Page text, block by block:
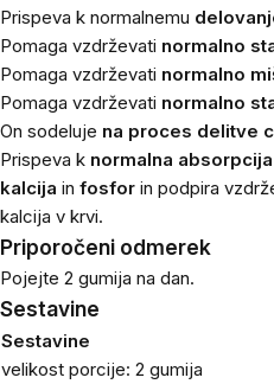
Prispeva k normalnemu
Pomaga vzdrževati normalno
Pomaga vzdrževati normalno
Pomaga vzdrževati normalno
On sodeluje na proces delitve
Prispeva k normalna
kalcija in fosfor in podpira
kalcija v krvi.
Priporočeni odmerek
Pojejte 2 gumija na dan.
Sestavine
Sestavine
velikost porcije: 2 gumija